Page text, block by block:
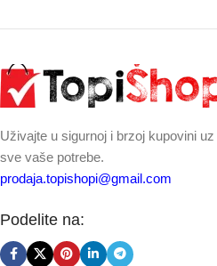
Uživajte u sigurnoj i brzoj kupovini
sve vaše potrebe.
prodaja.topishopi@gmail.com
Podelite na: